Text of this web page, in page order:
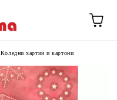
Коледни хартии и картони